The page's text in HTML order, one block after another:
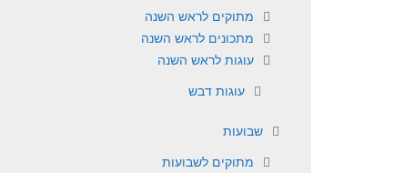
מתוקים לראש השנה
מתכונים לראש השנה
עוגות לראש השנה
עוגות דבש
שבועות
מתוקים לשבועות